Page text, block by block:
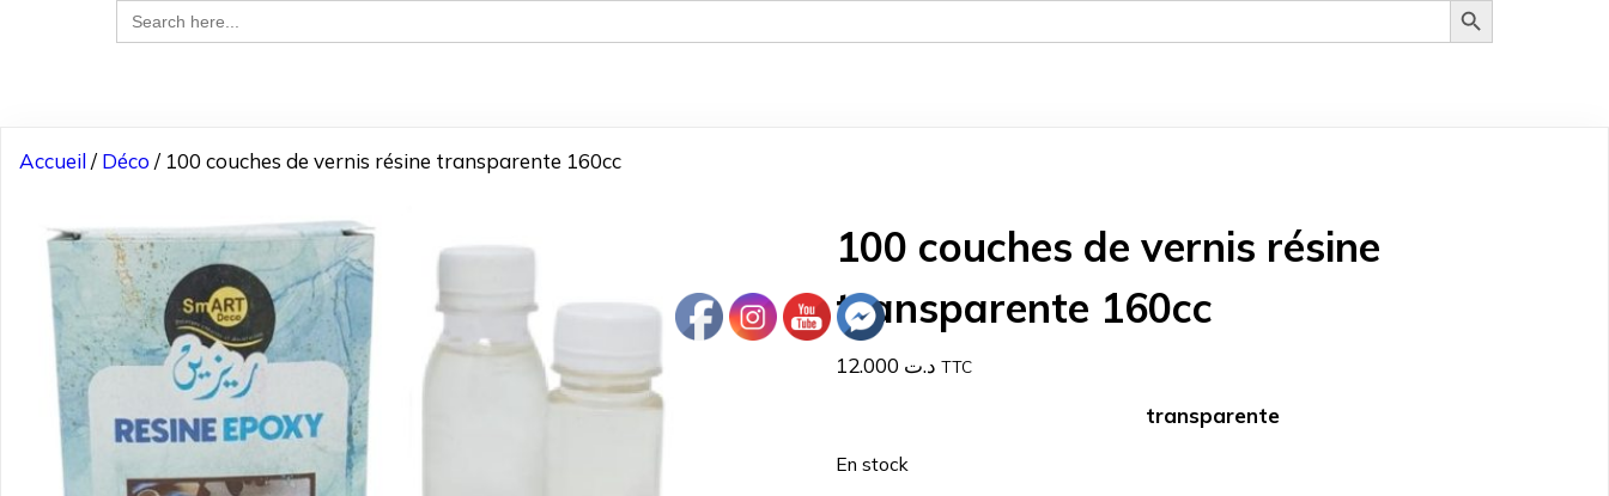
Search
for:
Accueil/Déco / 100 couches de vernis résine transparente 160cc
100 couches de vernis résine
transparente 160cc
د.ت TTC
transparente
En stock